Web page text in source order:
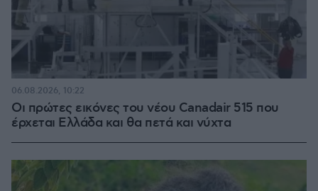
Οι πρώτες εικόνες του νέου Canadair 515 που
έρχεται Ελλάδα και θα πετά και νύχτα
06.08.2026, 10:22